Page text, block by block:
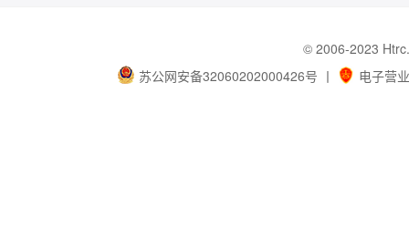
© 2006-2023
苏公网安备32060202000426号 丨 电子营